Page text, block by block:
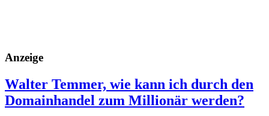
Anzeige
Walter Temmer, wie kann ich durch den
Domainhandel zum Millionär werden?